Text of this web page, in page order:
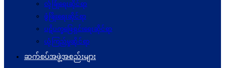
လုံခြုံရေးဆိုင်ရာ
ဖွံဖြိုးရေးဆိုင်ရာ
ပဋိပက္ခ‌ဖြေရှင်းရေးဆိုင်ရာ
ယုံကြည်မှုဆိုင်ရာ
ဆက်စပ်အဖွဲ့အစည်းများ